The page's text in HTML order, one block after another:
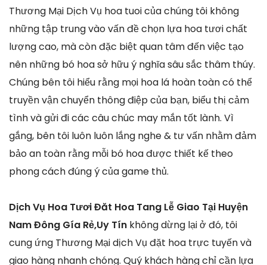
Thương Mại Dịch Vụ hoa tuoi của chúng tôi không
những tập trung vào vấn đề chọn lựa hoa tươi chất
lượng cao, mà còn đặc biệt quan tâm đến việc tạo
nên những bó hoa sở hữu ý nghĩa sâu sắc thâm thúy.
Chúng bên tôi hiểu rằng mọi hoa lá hoàn toàn có thể
truyền vận chuyển thông điệp của bạn, biểu thị cảm
tình và gửi đi các câu chúc may mắn tốt lành. Vì
gắng, bên tôi luôn luôn lắng nghe & tư vấn nhằm đảm
bảo an toàn rằng mỗi bó hoa được thiết kế theo
phong cách đúng ý của game thủ.
Dịch Vụ Hoa Tươi Đăt Hoa Tang Lễ Giao Tại Huyện
Nam Đông Gía Rẻ,Uy Tín không dừng lại ở đó, tôi
cung ứng Thương Mại dịch Vụ đặt hoa trực tuyến và
giao hàng nhanh chóng. Quý khách hàng chỉ cần lựa